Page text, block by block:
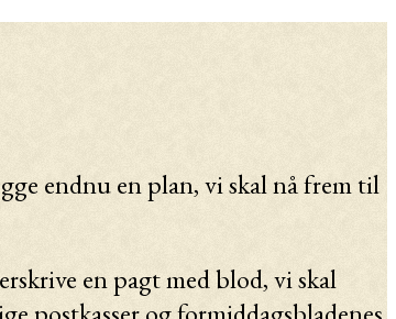
endnu en plan, vi skal nå frem til
en pagt med blod, vi skal